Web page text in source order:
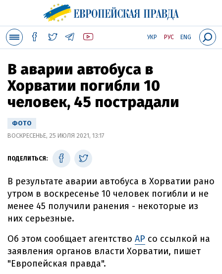
УКР РУС ENG
В аварии автобуса в
Хорватии погибли 10
человек, 45 пострадали
ФОТО
ВОСКРЕСЕНЬЕ, 25 ИЮЛЯ 2021, 13:17
ПОДЕЛИТЬСЯ:
В результате аварии автобуса в Хорватии рано
утром в воскресенье 10 человек погибли и не
менее 45 получили ранения - некоторые из
них серьезные.
Об этом сообщает агентство АР со ссылкой на
заявления органов власти Хорватии, пишет
"Европейская правда".